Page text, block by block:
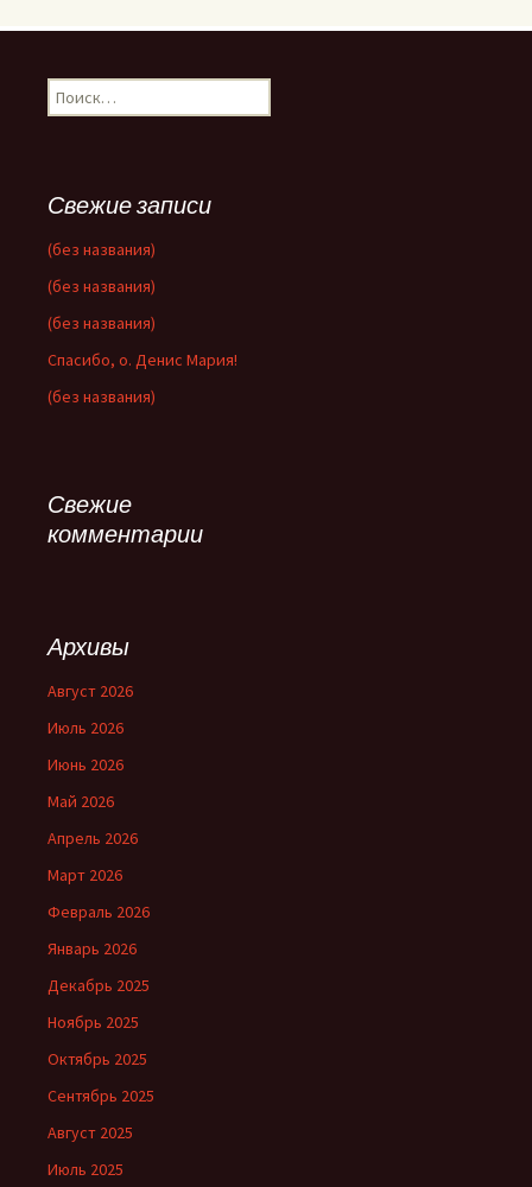
Найти:
Свежие записи
(без названия)
(без названия)
(без названия)
Спасибо, о. Денис Мария!
(без названия)
Свежие
комментарии
Архивы
Август 2026
Июль 2026
Июнь 2026
Май 2026
Апрель 2026
Март 2026
Февраль 2026
Январь 2026
Декабрь 2025
Ноябрь 2025
Октябрь 2025
Сентябрь 2025
Август 2025
Июль 2025